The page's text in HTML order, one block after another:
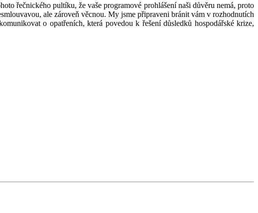
řečnického pultíku, že vaše programové prohlášení naši důvěru nemá, proto
ale zároveň věcnou. My jsme připraveni bránit vám v rozhodnutích
o opatřeních, která povedou k řešení důsledků hospodářské krize,